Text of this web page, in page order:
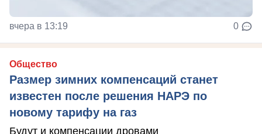
вчера в 13:19 0
Общество
Размер зимних компенсаций станет
известен после решения НАРЭ по
новому тарифу на газ
Будут и компенсации дровами